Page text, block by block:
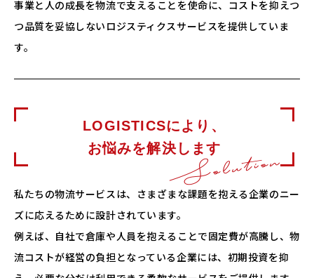
事業と人の成長を物流で支えることを使命に、コストを抑えつ
つ品質を妥協しないロジスティクスサービスを提供していま
す。
LOGISTICSにより、
お悩みを解決します
Solution
私たちの物流サービスは、さまざまな課題を抱える企業のニー
ズに応えるために設計されています。
例えば、自社で倉庫や人員を抱えることで固定費が高騰し、物
流コストが経営の負担となっている企業には、初期投資を抑